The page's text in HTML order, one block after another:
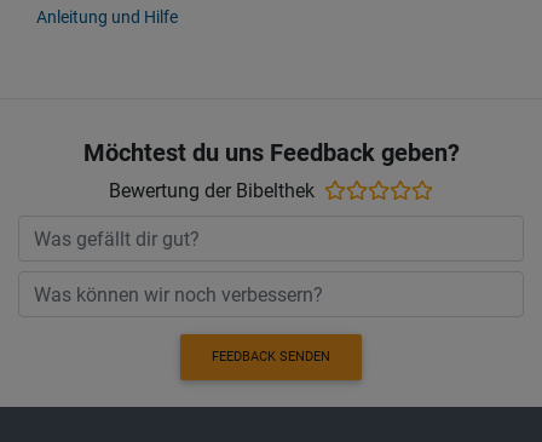
Anleitung und Hilfe
Möchtest du uns Feedback geben?
Bewertung der Bibelthek
FEEDBACK SENDEN